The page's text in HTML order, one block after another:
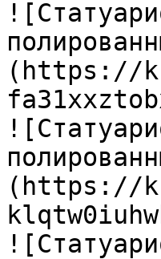
(https://
(https://